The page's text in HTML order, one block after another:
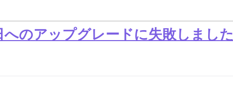
へのアップグレードに失敗しました